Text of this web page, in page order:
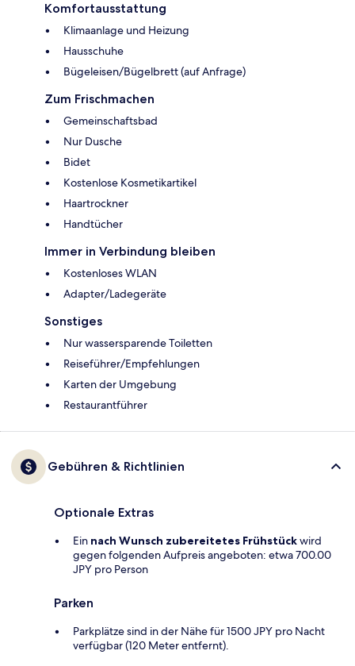
Komfortausstattung
Klimaanlage und Heizung
Hausschuhe
Bügeleisen/Bügelbrett (auf Anfrage)
Zum Frischmachen
Gemeinschaftsbad
Nur Dusche
Bidet
Kostenlose Kosmetikartikel
Haartrockner
Handtücher
Immer in Verbindung bleiben
Kostenloses WLAN
Adapter/Ladegeräte
Sonstiges
Nur wassersparende Toiletten
Reiseführer/Empfehlungen
Karten der Umgebung
Restaurantführer
Gebühren & Richtlinien
Optionale Extras
Ein nach Wunsch zubereitetes Frühstückwird
gegen folgenden Aufpreis angeboten: etwa 700.00
JPY pro Person
Parken
Parkplätze sind in der Nähe für 1500 JPY pro Nacht
verfügbar (120 Meter entfernt).